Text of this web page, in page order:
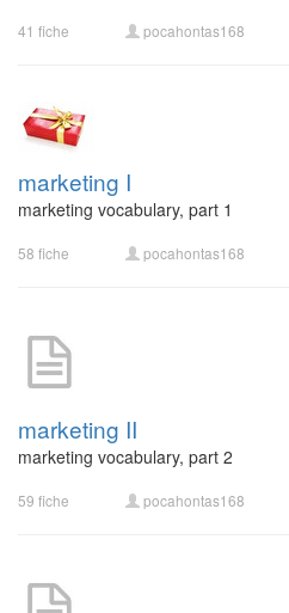
41 fiche pocahontas168
marketing I
marketing vocabulary, part 1
58 fiche pocahontas168
marketing II
marketing vocabulary, part 2
59 fiche pocahontas168